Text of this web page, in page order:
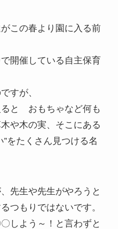
この春より園に入る前
開催している自主保育
すが、
ると おもちゃなど何も
や木の実、そこにある
”をたくさん見つける名
先生や先生がやろうと
つもりではないです。
しよう～！と言わずと